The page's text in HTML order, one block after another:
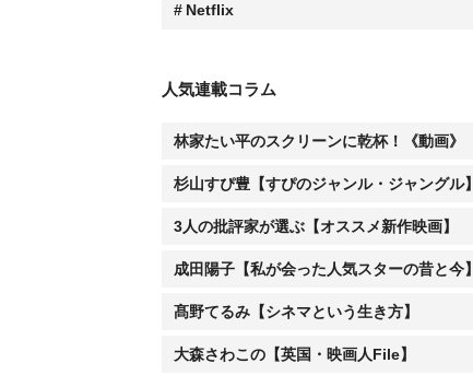
Netflix
人気連載コラム
林家たい平のスクリーンに乾杯！《動画》
杉山すぴ豊【すぴのジャンル・ジャングル】
3人の批評家が選ぶ【オススメ新作映画】
成田陽子【私が会った人気スターの昔と今】
髙野てるみ【シネマという生き方】
大森さわこの【英国・映画人File】